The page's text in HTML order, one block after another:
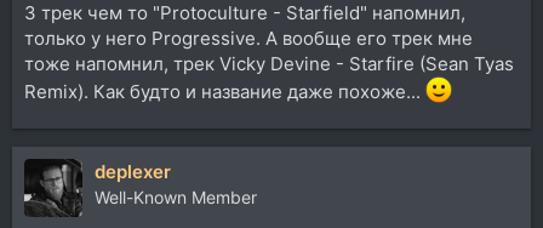
3 трек чем то "Protoculture - Starfield" напомнил,
только у него Progressive. А вообще его трек мне
тоже напомнил, трек Vicky Devine - Starfire (Sean Tyas
Remix). Как будто и название даже похоже...
deplexer
Well-Known Member